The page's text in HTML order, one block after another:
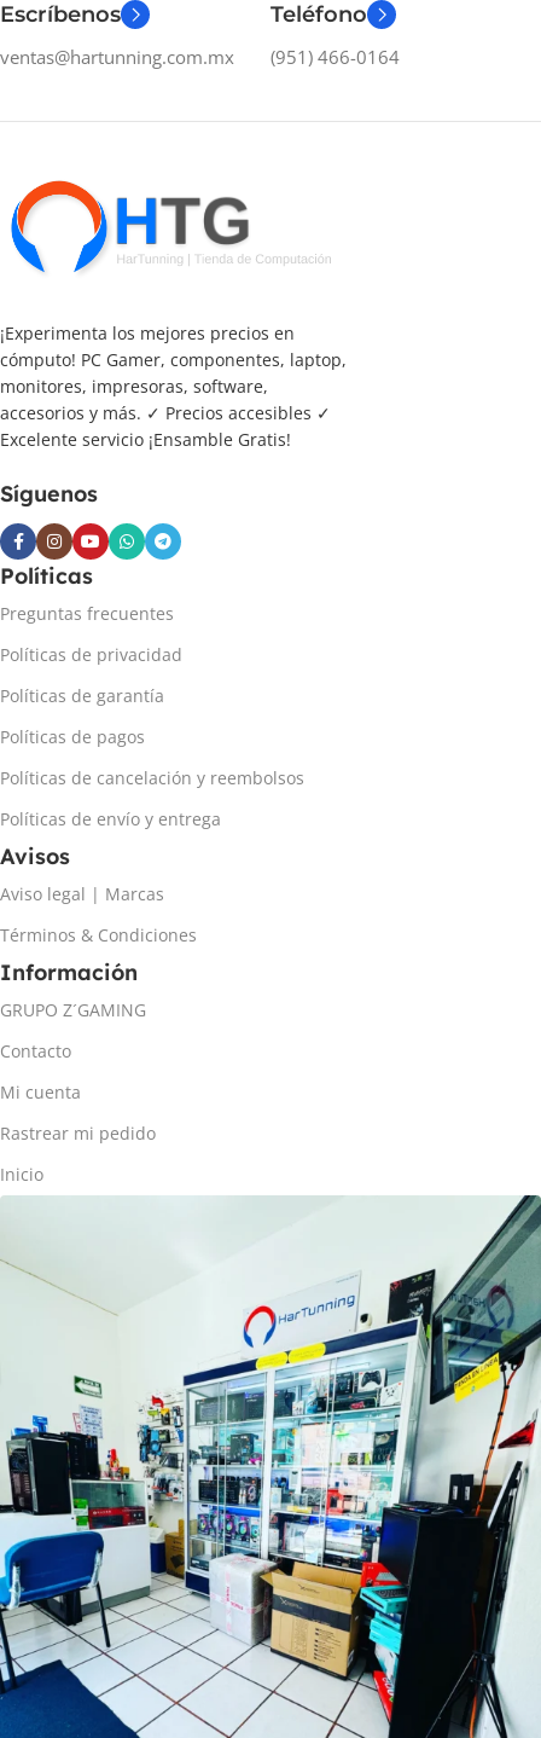
Escríbenos
ventas@hartunning.com.mx
Teléfono
(951) 466-0164
¡Experimenta los mejores precios en
cómputo! PC Gamer, componentes, laptop,
monitores, impresoras, software,
accesorios y más. ✓ Precios accesibles ✓
Excelente servicio ¡Ensamble Gratis!
Síguenos
Políticas
Preguntas frecuentes
Políticas de privacidad
Políticas de garantía
Políticas de pagos
Políticas de cancelación y reembolsos
Políticas de envío y entrega
Avisos
Aviso legal | Marcas
Términos & Condiciones
Información
GRUPO Z´GAMING
Contacto
Mi cuenta
Rastrear mi pedido
Inicio